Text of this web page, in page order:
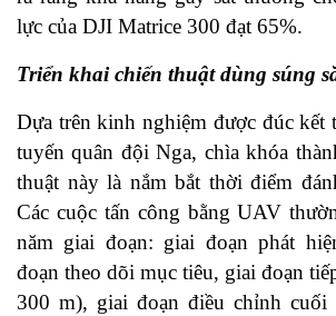
lực của DJI Matrice 300 đạt 65%.
Triển khai chiến thuật dùng súng
Dựa trên kinh nghiệm được đúc kết
tuyến quân đội Nga, chìa khóa
thuật này là nắm bắt thời điểm
Các cuộc tấn công bằng UAV
năm giai đoạn: giai đoạn phát
đoạn theo dõi mục tiêu, giai đoạn
300 m), giai đoạn điều chỉnh cuối